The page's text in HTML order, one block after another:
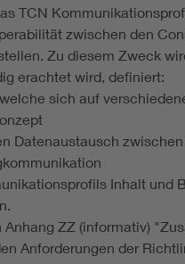
TCN
zwischen den
Zu diesem Zweck
erachtet wird, definiert:
sich auf
Datenaustausch
Inhalt und
ZZ (informativ)
Anforderungen der